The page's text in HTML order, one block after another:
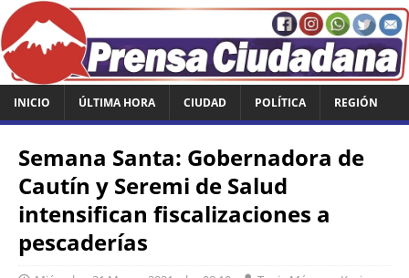
INICIO ÚLTIMA HORA CIUDAD POLÍTICA REGIÓN
Semana Santa: Gobernadora de
Cautín y Seremi de Salud
intensifican fiscalizaciones a
pescaderías